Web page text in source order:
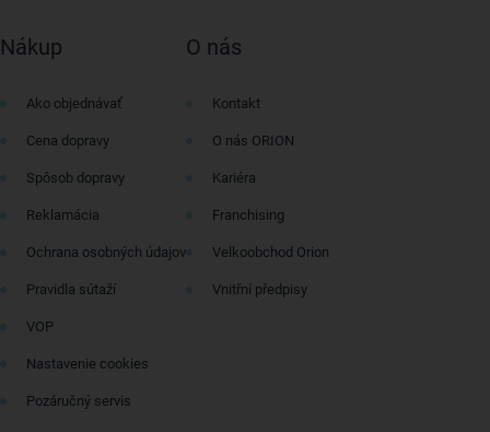
Nákup
Ako objednávať
Cena dopravy
Spôsob dopravy
Reklamácia
Ochrana osobných údajov
Pravidla sútaží
VOP
Nastavenie cookies
Pozáručný servis
O nás
Kontakt
O nás ORION
Kariéra
Franchising
Velkoobchod Orion
Vnitřní předpisy